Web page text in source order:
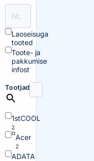
Laoseisuga
tooted
Toote- ja
pakkumise
infost
Tootjad
1stCOOL
2
Acer
2
ADATA